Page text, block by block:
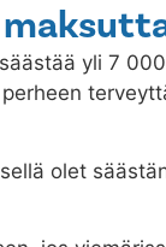
yli 7
olet